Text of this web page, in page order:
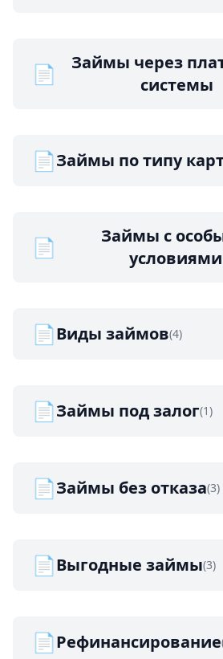
📄
Займы через
системы
📄Займы по типу
📄
Займы с
условиями
📄Виды займов(4)
📄Займы под залог(1)
📄Займы без отказа(3)
📄Выгодные займы(3)
📄Рефинансирование